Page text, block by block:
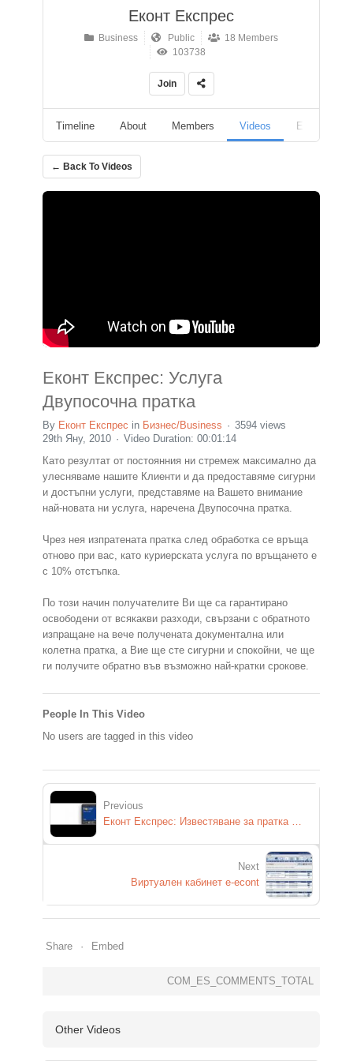
Еконт Експрес
Business Public
18 Members
103738
Join
Timeline About Members Videos Events
← Back To Videos
Еконт Експрес: Услуга
Двупосочна пратка
By Еконт Експрес in Бизнес/Business
3594 views
29th Яну, 2010
Video Duration: 00:01:14
Като резултат от постоянния ни стремеж максимално да
улесняваме нашите Клиенти и да предоставяме сигурни
и достъпни услуги, представяме на Вашето внимание
най-новата ни услуга, наречена Двупосочна пратка.
Чрез нея изпратената пратка след обработка се връща
отново при вас, като куриерската услуга по връщането е
с 10% отстъпка.
По този начин получателите Ви ще са гарантирано
освободени от всякакви разходи, свързани с обратното
изпращане на вече получената документална или
колетна пратка, а Вие ще сте сигурни и спокойни, че ще
ги получите обратно във възможно най-кратки срокове.
People In This Video
No users are tagged in this video
Previous
Еконт Експрес: Известяване за пратка чрез SMS
Next
Виртуален кабинет e-econt
Share Embed
COM_ES_COMMENTS_TOTAL
Other Videos